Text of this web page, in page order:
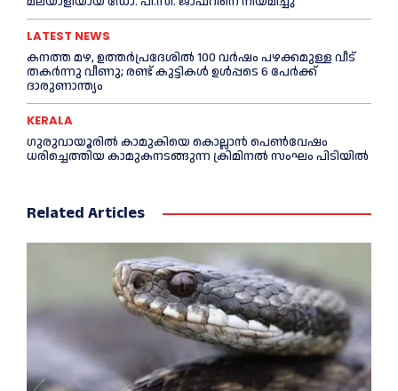
LATEST NEWS
കനത്ത മഴ, ഉത്തര്‍പ്രദേശില്‍ 100 വർഷം പഴക്കമുള്ള വീട്
തകർന്നു വീണു; രണ്ട് കുട്ടികള്‍ ഉള്‍പ്പടെ 6 പേര്‍ക്ക്
ദാരുണാന്ത്യം
KERALA
ഗുരുവായൂരില്‍ കാമുകിയെ കൊല്ലാൻ പെണ്‍വേഷം
ധരിച്ചെത്തിയ കാമുകനടങ്ങുന്ന ക്രിമിനൽ സംഘം പിടിയില്‍
Related Articles